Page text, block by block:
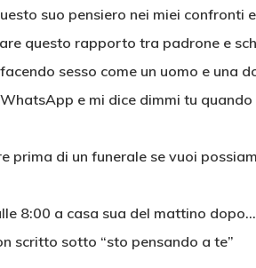
suo pensiero nei miei confronti
questo rapporto tra padrone e
sesso come un uomo e una
e mi dice dimmi tu
prima di un funerale se vuoi
8:00 a casa sua del mattino
scritto sotto “sto pensando a te”